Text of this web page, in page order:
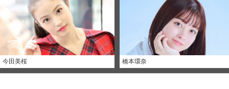
今田美桜 橋本環奈